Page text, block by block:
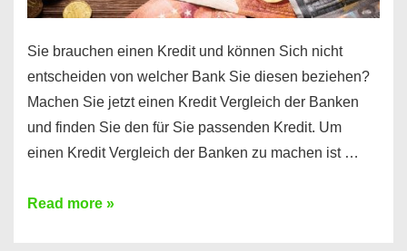
Sie brauchen einen Kredit und können Sich nicht
entscheiden von welcher Bank Sie diesen beziehen?
Machen Sie jetzt einen Kredit Vergleich der Banken
und finden Sie den für Sie passenden Kredit. Um
einen Kredit Vergleich der Banken zu machen ist …
Sie
Read more »